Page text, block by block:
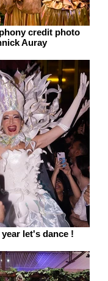
credit photo
Auray
let's dance !